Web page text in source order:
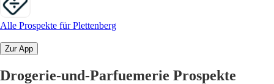
Alle Prospekte für Plettenberg
Zur App
Drogerie-und-Parfuemerie Prospekte